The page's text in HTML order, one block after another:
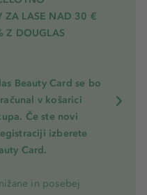
ZA LASE NAD 30 €
Z DOUGLAS
Beauty Card se bo
v košarici
Če ste novi
izberete
Card.
in posebej